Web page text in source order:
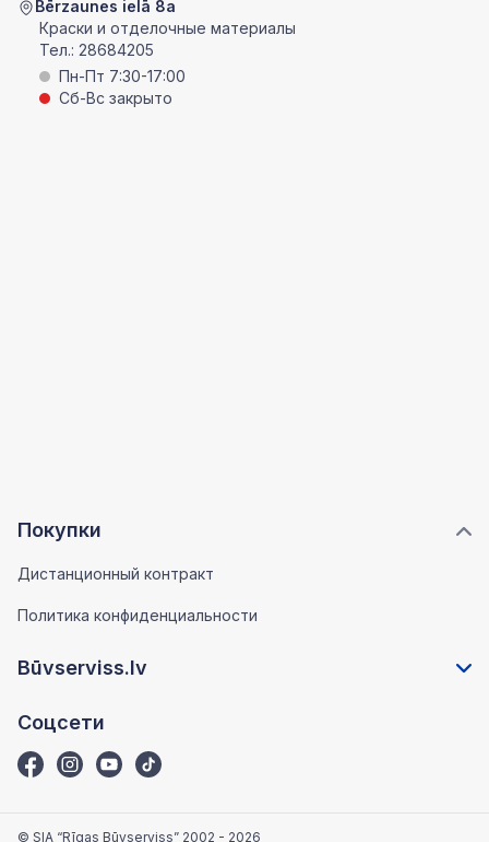
Покупки
Дистанционный контракт
Политика конфиденциальности
Būvserviss.lv
Соцсети
Bērzaunes ielā 8a
Краски и отделочные материалы
Тел.: 28684205
Пн-Пт 7:30-17:00
Сб-Вс закрыто
© SIA “Rīgas Būvserviss” 2002 - 2026